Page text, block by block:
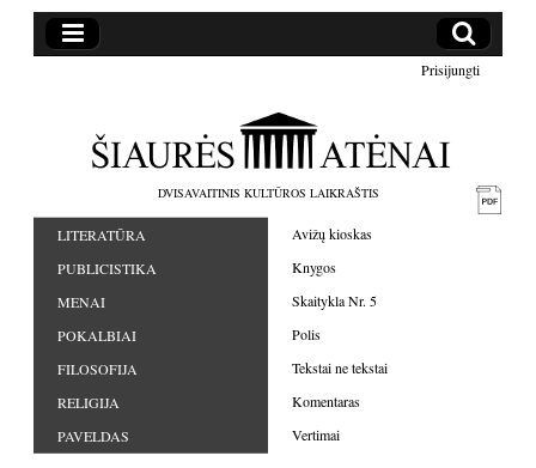
Prisijungti
DVISAVAITINIS KULTŪROS LAIKRAŠTIS
LITERATŪRA
PUBLICISTIKA
MENAI
POKALBIAI
FILOSOFIJA
RELIGIJA
PAVELDAS
Avižų kioskas
Knygos
Skaitykla Nr. 5
Polis
Tekstai ne tekstai
Komentaras
Vertimai